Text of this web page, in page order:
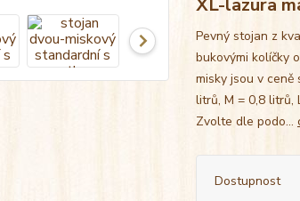
XL-lazura
Pevný stojan z
bukovými kolíčky
misky jsou v ceně
litrů, M = 0,8
Zvolte dle podo...
Dostupnost